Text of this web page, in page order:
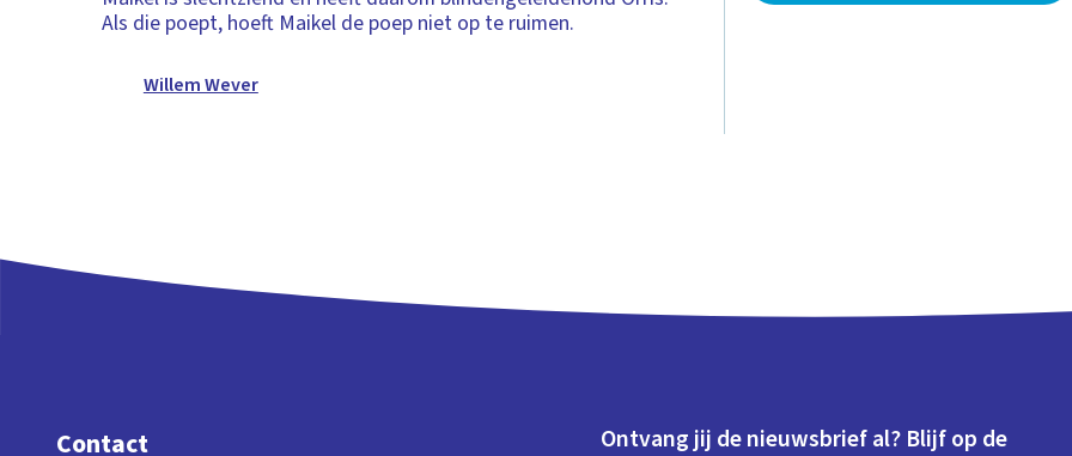
Als die poept, hoeft Maikel de poep niet op te ruimen.
Willem Wever
Contact
Ontvang jij de nieuwsbrief al? Blijf op de